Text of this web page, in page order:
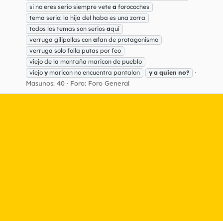
si no eres serio siempre vete a forocoches
tema serio: la hija del haba es una zorra
todos los temas son serios aquí
verruga gilipollas con afan de protagonismo
verruga solo folla putas por feo
viejo de la montaña maricon de pueblo
viejo y maricon no encuentra pantalon y a quien no?
Masunos: 40 Foro: Foro General